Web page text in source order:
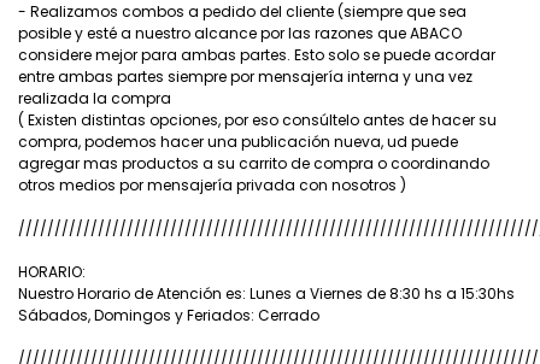
- Realizamos combos a pedido del cliente (siempre que sea
posible y esté a nuestro alcance por las razones que ABACO
considere mejor para ambas partes. Esto solo se puede acordar
entre ambas partes siempre por mensajería interna y una vez
realizada la compra
( Existen distintas opciones, por eso consúltelo antes de hacer su
compra, podemos hacer una publicación nueva, ud puede
agregar mas productos a su carrito de compra o coordinando
otros medios por mensajería privada con nosotros )
HORARIO:
Nuestro Horario de Atención es: Lunes a Viernes de 8:30 hs a 15:30hs
Sábados, Domingos y Feriados: Cerrado